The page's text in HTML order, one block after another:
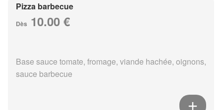
Pizza barbecue
Dès 10.00 €
Base sauce tomate, fromage, viande hachée, oignons,
sauce barbecue